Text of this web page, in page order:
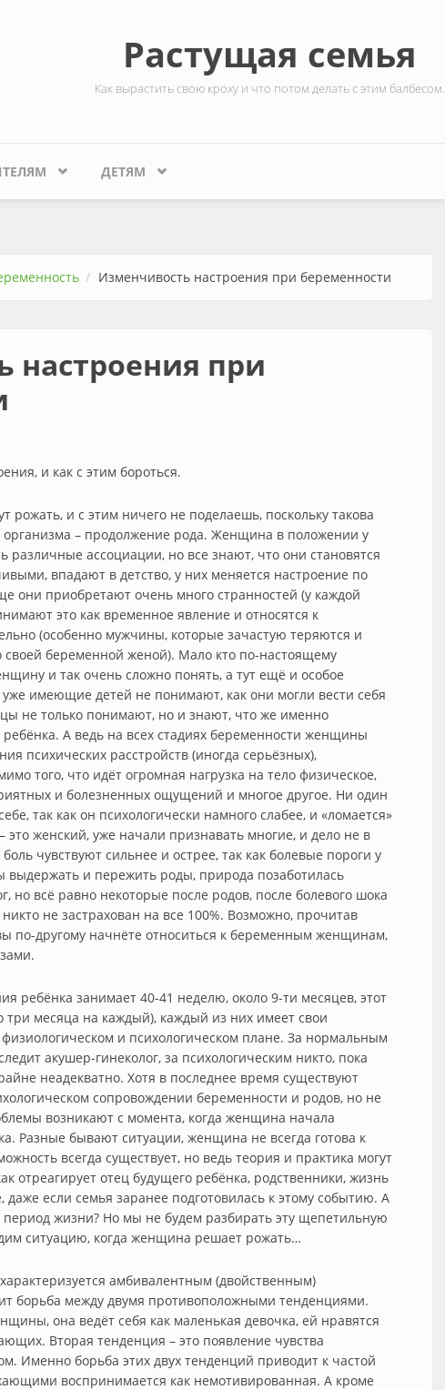
Растущая семья
Как вырастить свою кроху и что потом делать с этим балбесом.
ДЕТЯМ
Изменчивость настроения при беременности
настроения при
и как с этим бороться.
и с этим ничего не поделаешь, поскольку такова
организма – продолжение рода. Женщина в положении у
различные ассоциации, но все знают, что они становятся
впадают в детство, у них меняется настроение по
они приобретают очень много странностей (у каждой
это как временное явление и относятся к
(особенно мужчины, которые зачастую теряются и
своей беременной женой). Мало кто по-настоящему
и так очень сложно понять, а тут ещё и особое
имеющие детей не понимают, как они могли вести себя
не только понимают, но и знают, что же именно
А ведь на всех стадиях беременности женщины
психических расстройств (иногда серьёзных),
того, что идёт огромная нагрузка на тело физическое,
и болезненных ощущений и многое другое. Ни один
так как он психологически намного слабее, и «ломается»
это женский, уже начали признавать многие, и дело не в
чувствуют сильнее и острее, так как болевые пороги у
и пережить роды, природа позаботилась
но всё равно некоторые после родов, после болевого шока
не застрахован на все 100%. Возможно, прочитав
другому начнёте относиться к беременным женщинам,
ребёнка занимает 40-41 неделю, около 9-ти месяцев, этот
три месяца на каждый), каждый из них имеет свои
и психологическом плане. За нормальным
акушер-гинеколог, за психологическим никто, пока
неадекватно. Хотя в последнее время существуют
сопровождении беременности и родов, но не
возникают с момента, когда женщина начала
Разные бывают ситуации, женщина не всегда готова к
всегда существует, но ведь теория и практика могут
отреагирует отец будущего ребёнка, родственники, жизнь
даже если семья заранее подготовилась к этому событию. А
период жизни? Но мы не будем разбирать эту щепетильную
ситуацию, когда женщина решает рожать…
амбивалентным (двойственным)
борьба между двумя противоположными тенденциями.
она ведёт себя как маленькая девочка, ей нравятся
Вторая тенденция – это появление чувства
Именно борьба этих двух тенденций приводит к частой
воспринимается как немотивированная. А кроме